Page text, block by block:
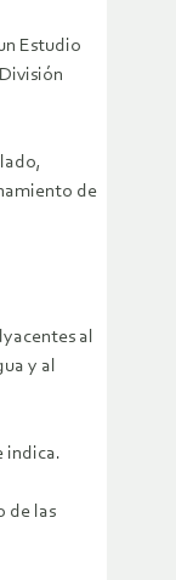
Estudio
de
al
y al
indica.
de las